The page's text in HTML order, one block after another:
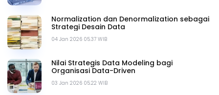
04 Jan 2026 05.37 WIB
Normalization dan Denormalization sebagai
Strategi Desain Data
03 Jan 2026 05.22 WIB
Nilai Strategis Data Modeling bagi
Organisasi Data-Driven